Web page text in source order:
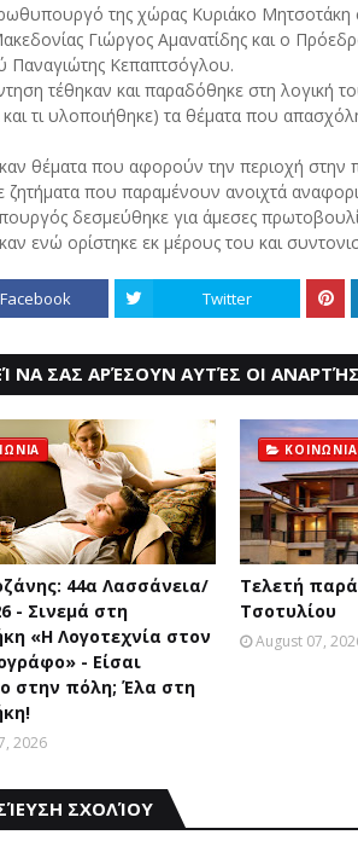
της χώρας Κυριάκο Μητσοτάκη
Γιώργος Αμανατίδης και ο
Παναγιώτης Κεπαπτσόγλου.
τέθηκαν και παραδόθηκε στη λογική
και τι υλοποιήθηκε) τα θέματα που
θέματα που αφορούν την περιοχή στην
ζητήματα που παραμένουν ανοιχτά
δεσμεύθηκε για άμεσες
ενώ ορίστηκε εκ μέρους του και
Facebook Twitter
ΝΑ ΣΑΣ ΑΡΈΣΟΥΝ ΑΥΤΈΣ ΟΙ
44α Λασσάνεια/
- Σινεμά στη
«Η Λογοτεχνία στον
- Είσαι
στην πόλη; Έλα στη
2026
ΚΟΙΝΩΝΙΑ
Τελετή
Τσοτυλίου
August 07,
ΣΧΟΛΊΟΥ